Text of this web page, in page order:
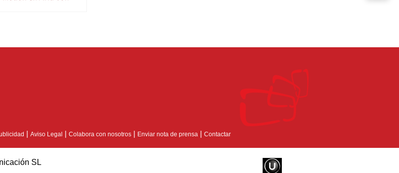
| Aviso Legal | Colabora con nosotros | Enviar nota de prensa | Contactar
SL